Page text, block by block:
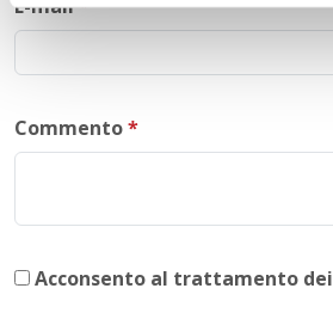
E-mail*
Commento*
Acconsento al trattamento dei